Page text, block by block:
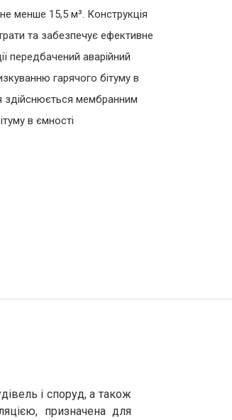
менше 15,5 м³. Конструкція
та забезпечує ефективне
передбачений аварійний
гарячого бітуму в
здійснюється мембранним
в ємності
і споруд, а також
призначена для